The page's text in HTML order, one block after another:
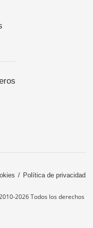
Política de privacidad
2026 Todos los derechos